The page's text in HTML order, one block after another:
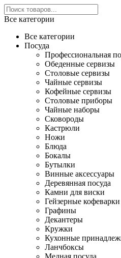
Все категории
Все категории
Посуда
Профессиональная
Обеденные сервизы
Столовые сервизы
Чайные сервизы
Кофейные сервизы
Столовые приборы
Чайные наборы
Сковороды
Кастрюли
Ножи
Блюда
Бокалы
Бутылки
Винные аксессуары
Деревянная посуда
Камни для виски
Гейзерные кофеварки
Графины
Декантеры
Кружки
Кухонные
Ланчбоксы
Медная посуда